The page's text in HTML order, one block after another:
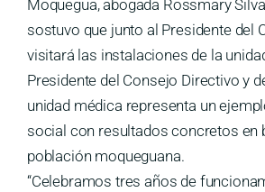
Moquegua, abogada Rossmary
sostuvo que junto al Presidente del
visitará las instalaciones de la
Presidente del Consejo Directivo y
unidad médica representa un
social con resultados concretos en
población moqueguana.
“Celebramos tres años de